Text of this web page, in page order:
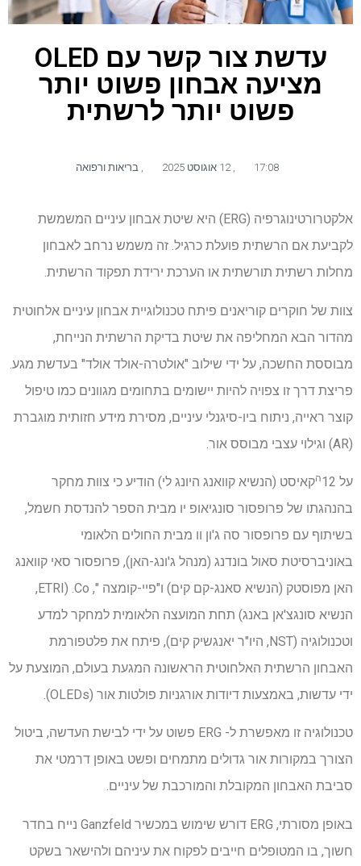
עדשת צור קשר עם OLED
מציעה אבחון פשוט יותר
פשוט יותר לרשתית
17:08 בריאות ורפואה
אלקטרורטינוגרפיה (ERG) היא שיטת אבחון עיניים המשמשת
לקביעת אם הרשתית פועלת כרגיל. זה משמש נרחב לאבחון
מחלות רשתית תורשתית או הערכת ירידת תפקוד הרשתית.
צוות של חוקרים קוריאנים פיתח טכנולוגיית אבחון עיניים אלחוטית
מהדור הבא המחליפה את שיטת בדיקת הרשתית הנייחת,
מבוססת החשכה, על ידי שילוב "אולטרה-אולד אולד" בעדשת מגע.
פריצת דרך זו צפויה להיות יישומים בתחומים מגוונים כמו טיפול
קוצר ראייה, ניתוח ביו-סיגנלי עיניים, מסירת מידע חזותית מוגברת
(AR) וגילוי עצבי מבוסס אור.
על 12 הקאיסט (הנשיא קוואנג היונג לי) הודיע כי צוות מחקר
בהנהגתו של פרופסור סונגיאופ יו מבית הספר להנדסת חשמל,
בשיתוף עם פרופסור סה ג'ון וו מבית החולים הלאומי
באוניברסיטת סאול בונדנג (מנהל ג'ונג-האן), פרופסור סאי קוואנג
האן מפוסטק (הנשיא סאנג-קם קים) ו"פיי-קומצה ", Co. (ETRI,
הנשיא סונגצ'אן באנג) תחת המועצה הלאומית למחקר למדע
וטכנולוגיה (NST, היו"ר יאנגשיק קים), פיתח את פלטפורמת
האבחון הרשתית האלחוטית הראשונה המגעת בעולם, המוצעת על
ידי עדשות, באמצעות דיודות אורגניות פולטות אור (OLEDs).
טכנולוגיה זו מאפשרת ל- ERG פשוט על ידי לבישת העדשה, ביטול
הצורך במקורות אור גדולים מתמחים ופשט באופן דרמטי את
סביבת האבחון המקובלת והמורכבת של עיניים.
באופן מסורתי, ERG דורש שימוש במכשיר Ganzfeld נייח בחדר
חשוך, בו המטופלים חייבים לפקוח את עיניהם ולהישאר בשקט